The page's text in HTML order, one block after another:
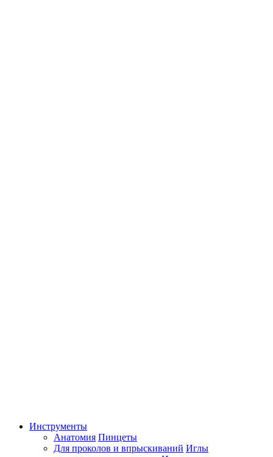
Инструменты
Анатомия Пинцеты
Для проколов и впрыскиваний Иглы